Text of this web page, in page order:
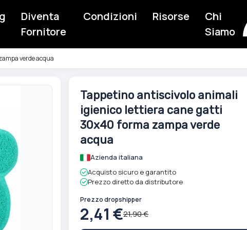
Diventa
Fornitore
Condizioni Risorse
Chi
Siamo
verde acqua
Vai
immagini
Tappetino antiscivolo animali
igienico lettiera cane gatti
30x40 forma zampa verde
acqua
Azienda italiana
Acquisto sicuro e garantito
Prezzo diretto da distributore
Prezzo dropshipper
2,41 €21,90 €